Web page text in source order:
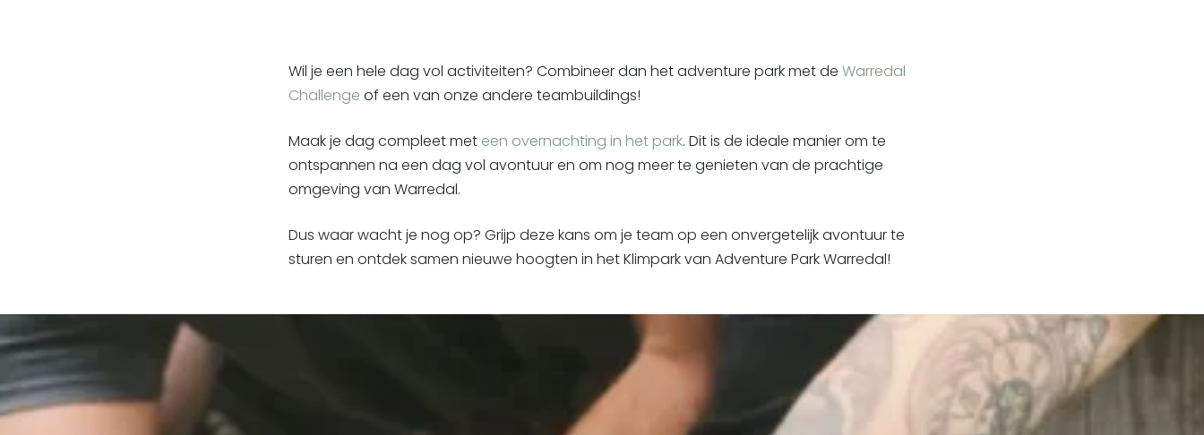
Wil je een hele dag vol activiteiten? Combineer dan het adventure park met de Warredal
Challenge of een van onze andere teambuildings!
Maak je dag compleet met een overnachting in het park. Dit is de ideale manier om te
ontspannen na een dag vol avontuur en om nog meer te genieten van de prachtige
omgeving van Warredal.
Dus waar wacht je nog op? Grijp deze kans om je team op een onvergetelijk avontuur te
sturen en ontdek samen nieuwe hoogten in het Klimpark van Adventure Park Warredal!